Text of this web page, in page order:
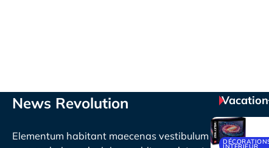
News Revolution
Elementum habitant maecenas vestibulum
Vacation
INTÉRIEUR